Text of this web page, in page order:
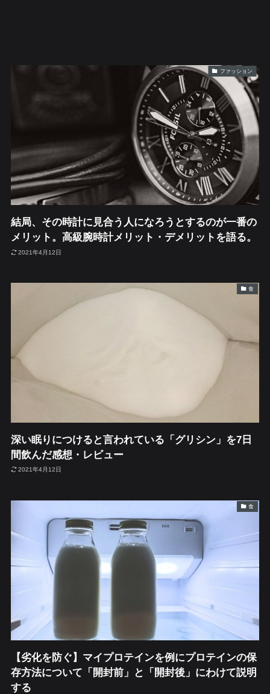
ファッション
結局、その時計に見合う人になろうとするのが一番の
メリット。高級腕時計メリット・デメリットを語る。
2021年4月12日
食
深い眠りにつけると言われている「グリシン」を7日
間飲んだ感想・レビュー
2021年4月12日
食
【劣化を防ぐ】マイプロテインを例にプロテインの保
存方法について「開封前」と「開封後」にわけて説明
する